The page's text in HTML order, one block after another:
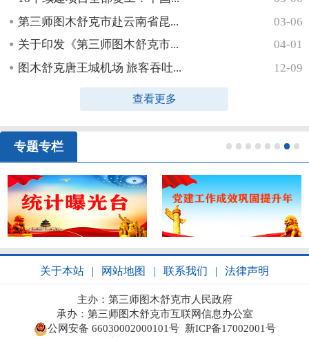
第三师图木舒克市赴云南省昆...
03-06
关于印发《第三师图木舒克市...
04-01
图木舒克唐王城机场 旅客吞吐...
12-09
查看更多
专题专栏
关于本站 | 网站地图 | 联系我们 | 法律声明
主办：第三师图木舒克市人民政府
承办：第三师图木舒克市互联网信息办公室
公网安备 66030002000101号 新ICP备17002001号